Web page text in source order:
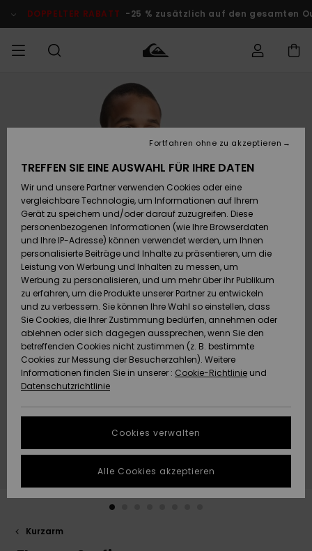
Produktinformation
DOPPELTER RABATT -25 % zusätzlich auf den gesamten
Kleidung
Accessoires
Schuhe&
Flip-Flops
Surf
Snow
Brandneu
Highlights
Kleidung
Accessoires
Schuhe&
Flip-Flops
Surf
Snow
Brandneu
Highlights
FRAUEN
Shop
Brandneu
Highlights
Snow
SURF
Surf Shop
Männer
Kinder
Highlights
Community
SNOW
Snow Shop
Männer
Snow Shop
Kinder
Snow Shop
Damen
Highlights
Community
DOPPELTER
RABATT
Outlet
KINDER
Outlet
Frauen
HILFE & KONTAKT
Auf meine
Bestellung
zugreifen
Retouren
Bezahlung
Geschenkkarte
Quiksilver
Freedom
Datenschutz
Starten Sie eine
um die
schnellste
Antwort auf Ihre
NACHHALTIGKEIT
SHOPS
QUIKSILVER APP
WUNSCHLISTE
Kurzarm
TREFFEN SIE EINE AUSWAHL FÜR IHRE DATEN
Wir und unsere Partner verwenden Cookies oder eine
vergleichbare Technologie, um Informationen auf Ihrem
Gerät zu speichern und/oder darauf zuzugreifen. Diese
personenbezogenen Informationen (wie Ihre Browserdaten
und Ihre IP-Adresse) können verwendet werden, um Ihnen
personalisierte Beiträge und Inhalte zu präsentieren, um die
Leistung von Werbung und Inhalten zu messen, um
Werbung zu personalisieren, und um mehr über ihr Publikum
zu erfahren, um die Produkte unserer Partner zu entwickeln
und zu verbessern. Sie können Ihre Wahl so einstellen, dass
Sie Cookies, die Ihrer Zustimmung bedürfen, annehmen oder
ablehnen oder sich dagegen aussprechen, wenn Sie den
betreffenden Cookies nicht zustimmen (z. B. bestimmte
Cookies zur Messung der Besucherzahlen). Weitere
Informationen finden Sie in unserer : Cookie-Richtlinie und
Datenschutzrichtlinie
Cookies verwalten
Fortfahren ohne zu akzeptieren
Alle Cookies akzeptieren